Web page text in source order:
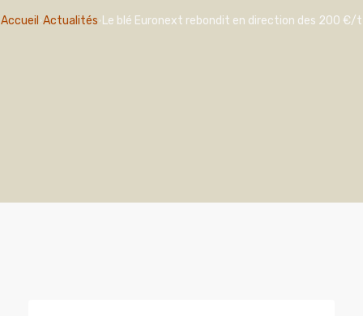
Accueil Actualités Le blé Euronext rebondit en direction des 200 €/t